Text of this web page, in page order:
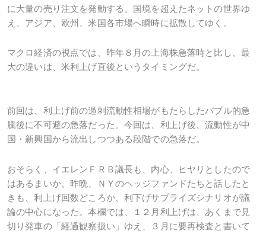
に大量の売り注文を発動する。国境を超えたネットの世界ゆ
え、アジア、欧州、米国各市場へ瞬時に拡散してゆく。
マクロ経済の視点では、昨年８月の上海株急落時と比し、最
大の違いは、米利上げ直後というタイミングだ。
前回は、利上げ前の過剰流動性相場がもたらしたバブル的急
騰後に不可避の急落だった。今回は、利上げ後、流動性が中
国・新興国から流出しつつある段階での急落だ。
おそらく、イエレンＦＲＢ議長も、内心、ヒヤリとしたので
はあるまいか。昨晩、ＮＹのヘッジファンドたちと話したと
きも、利上げ回数どころか、利下げサプライズシナリオが議
論の中心になった。本欄では、１２月利上げは、あくまで見
切り発車の「経過観察扱い」ゆえ、３月に要再検査と書いて